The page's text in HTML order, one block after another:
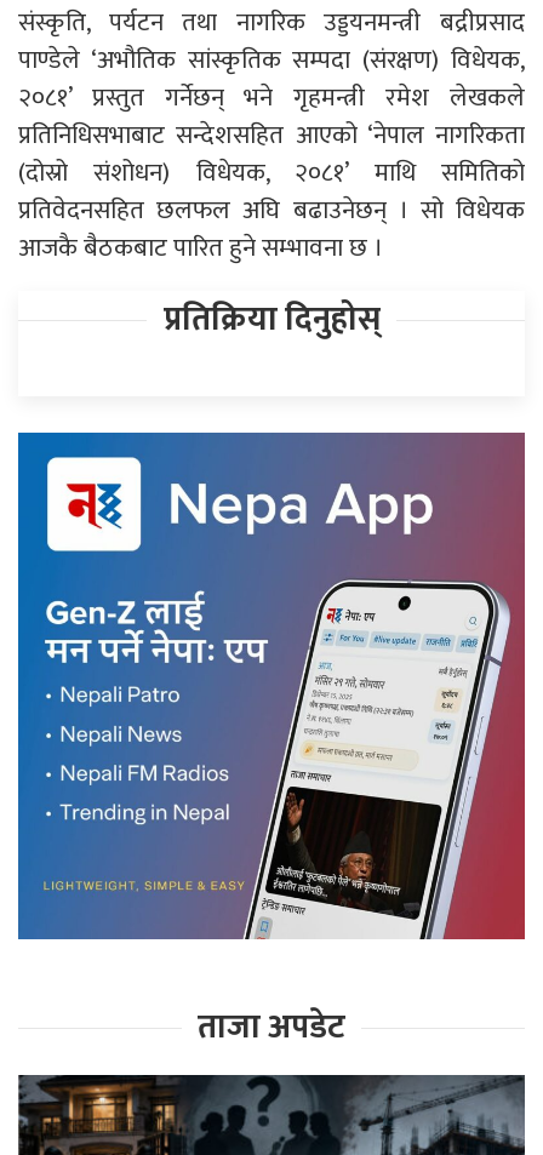
संस्कृति, पर्यटन तथा नागरिक उड्डयनमन्त्री बद्रीप्रसाद
पाण्डेले ‘अभौतिक सांस्कृतिक सम्पदा (संरक्षण) विधेयक,
२०८१’ प्रस्तुत गर्नेछन् भने गृहमन्त्री रमेश लेखकले
प्रतिनिधिसभाबाट सन्देशसहित आएको ‘नेपाल नागरिकता
(दोस्रो संशोधन) विधेयक, २०८१’ माथि समितिको
प्रतिवेदनसहित छलफल अघि बढाउनेछन् । सो विधेयक
आजकै बैठकबाट पारित हुने सम्भावना छ ।
प्रतिक्रिया दिनुहोस्
ताजा अपडेट